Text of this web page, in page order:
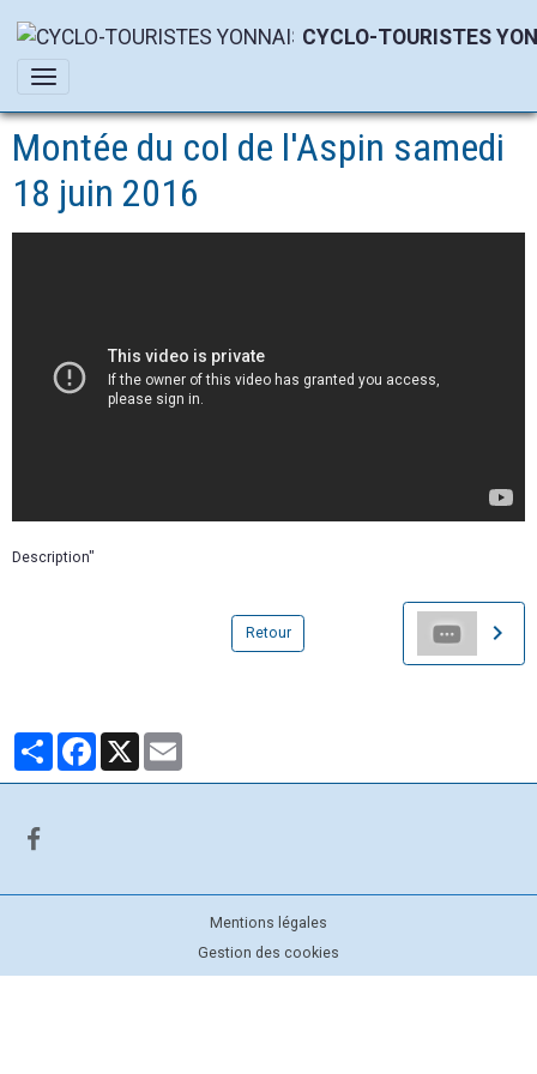
CYCLO-TOURISTES
Montée du col de l'Aspin samedi
18 juin 2016
Description"
Retour
PartagerFacebook
Mentions légales
Gestion des cookies